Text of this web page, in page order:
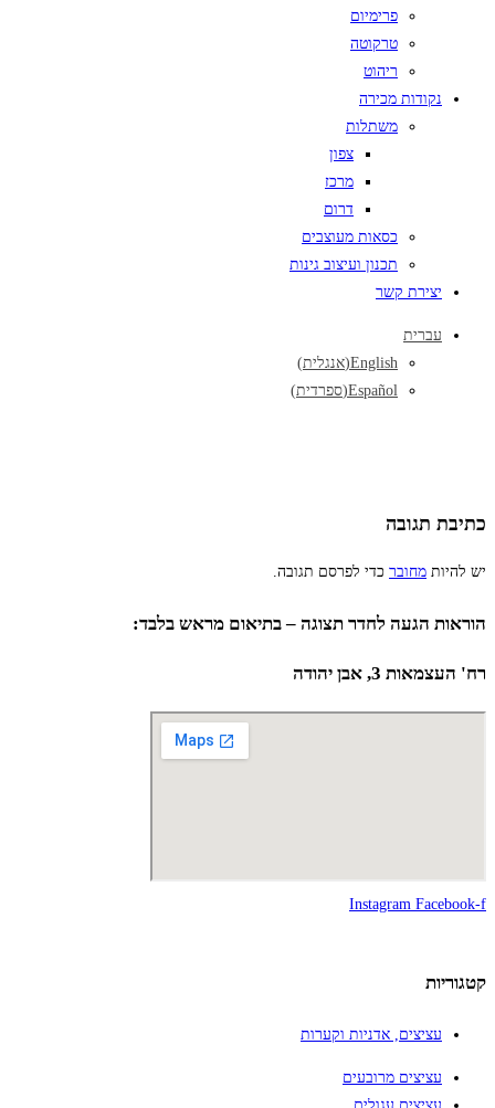
פרימיום
טרקוטה
ריהוט
נקודות מכירה
משתלות
צפון
מרכז
דרום
כסאות מעוצבים
תכנון ועיצוב גינות
יצירת קשר
עברית
English
(אנגלית)
Español
(ספרדית)
כתיבת תגובה
יש להיות מחובר כדי לפרסם תגובה.
הוראות הגעה לחדר תצוגה – בתיאום מראש בלבד:
רח' העצמאות 3, אבן יהודה
Instagram Facebook-f
קטגוריות
עציצים, אדניות וקערות
עציצים מרובעים